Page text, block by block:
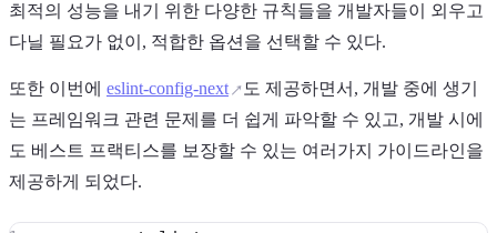
최적의 성능을 내기 위한 다양한 규칙들을 개발자들이 외우고
다닐 필요가 없이, 적합한 옵션을 선택할 수 있다.
또한 이번에 eslint-config-next
도 제공하면서, 개발 중에 생기
는 프레임워크 관련 문제를 더 쉽게 파악할 수 있고, 개발 시에
도 베스트 프랙티스를 보장할 수 있는 여러가지 가이드라인을
제공하게 되었다.